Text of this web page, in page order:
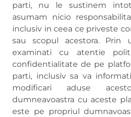
parti, nu le sustinem
asumam nicio
inclusiv in ceea ce priveste
sau scopul acestora. Prin
examinati cu atentie
confidentialitate de pe
parti, inclusiv sa va
modificari aduse
dumneavoastra cu aceste
este pe propriul